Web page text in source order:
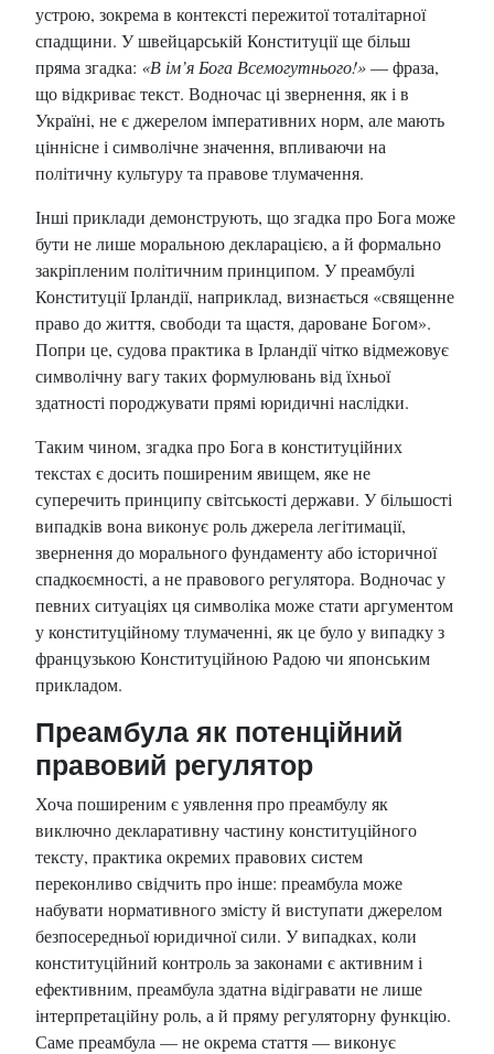
устрою, зокрема в контексті пережитої тоталітарної
спадщини. У швейцарській Конституції ще більш
пряма згадка: «В ім’я Бога Всемогутнього!»— фраза,
що відкриває текст. Водночас ці звернення, як і в
Україні, не є джерелом імперативних норм, але мають
ціннісне і символічне значення, впливаючи на
політичну культуру та правове тлумачення.
Інші приклади демонструють, що згадка про Бога може
бути не лише моральною декларацією, а й формально
закріпленим політичним принципом. У преамбулі
Конституції Ірландії, наприклад, визнається «священне
право до життя, свободи та щастя, дароване Богом».
Попри це, судова практика в Ірландії чітко відмежовує
символічну вагу таких формулювань від їхньої
здатності породжувати прямі юридичні наслідки.
Таким чином, згадка про Бога в конституційних
текстах є досить поширеним явищем, яке не
суперечить принципу світськості держави. У більшості
випадків вона виконує роль джерела легітимації,
звернення до морального фундаменту або історичної
спадкоємності, а не правового регулятора. Водночас у
певних ситуаціях ця символіка може стати аргументом
у конституційному тлумаченні, як це було у випадку з
французькою Конституційною Радою чи японським
прикладом.
Преамбула як потенційний
правовий регулятор
Хоча поширеним є уявлення про преамбулу як
виключно декларативну частину конституційного
тексту, практика окремих правових систем
переконливо свідчить про інше: преамбула може
набувати нормативного змісту й виступати джерелом
безпосередньої юридичної сили. У випадках, коли
конституційний контроль за законами є активним і
ефективним, преамбула здатна відігравати не лише
інтерпретаційну роль, а й пряму регуляторну функцію.
Саме преамбула — не окрема стаття — виконує